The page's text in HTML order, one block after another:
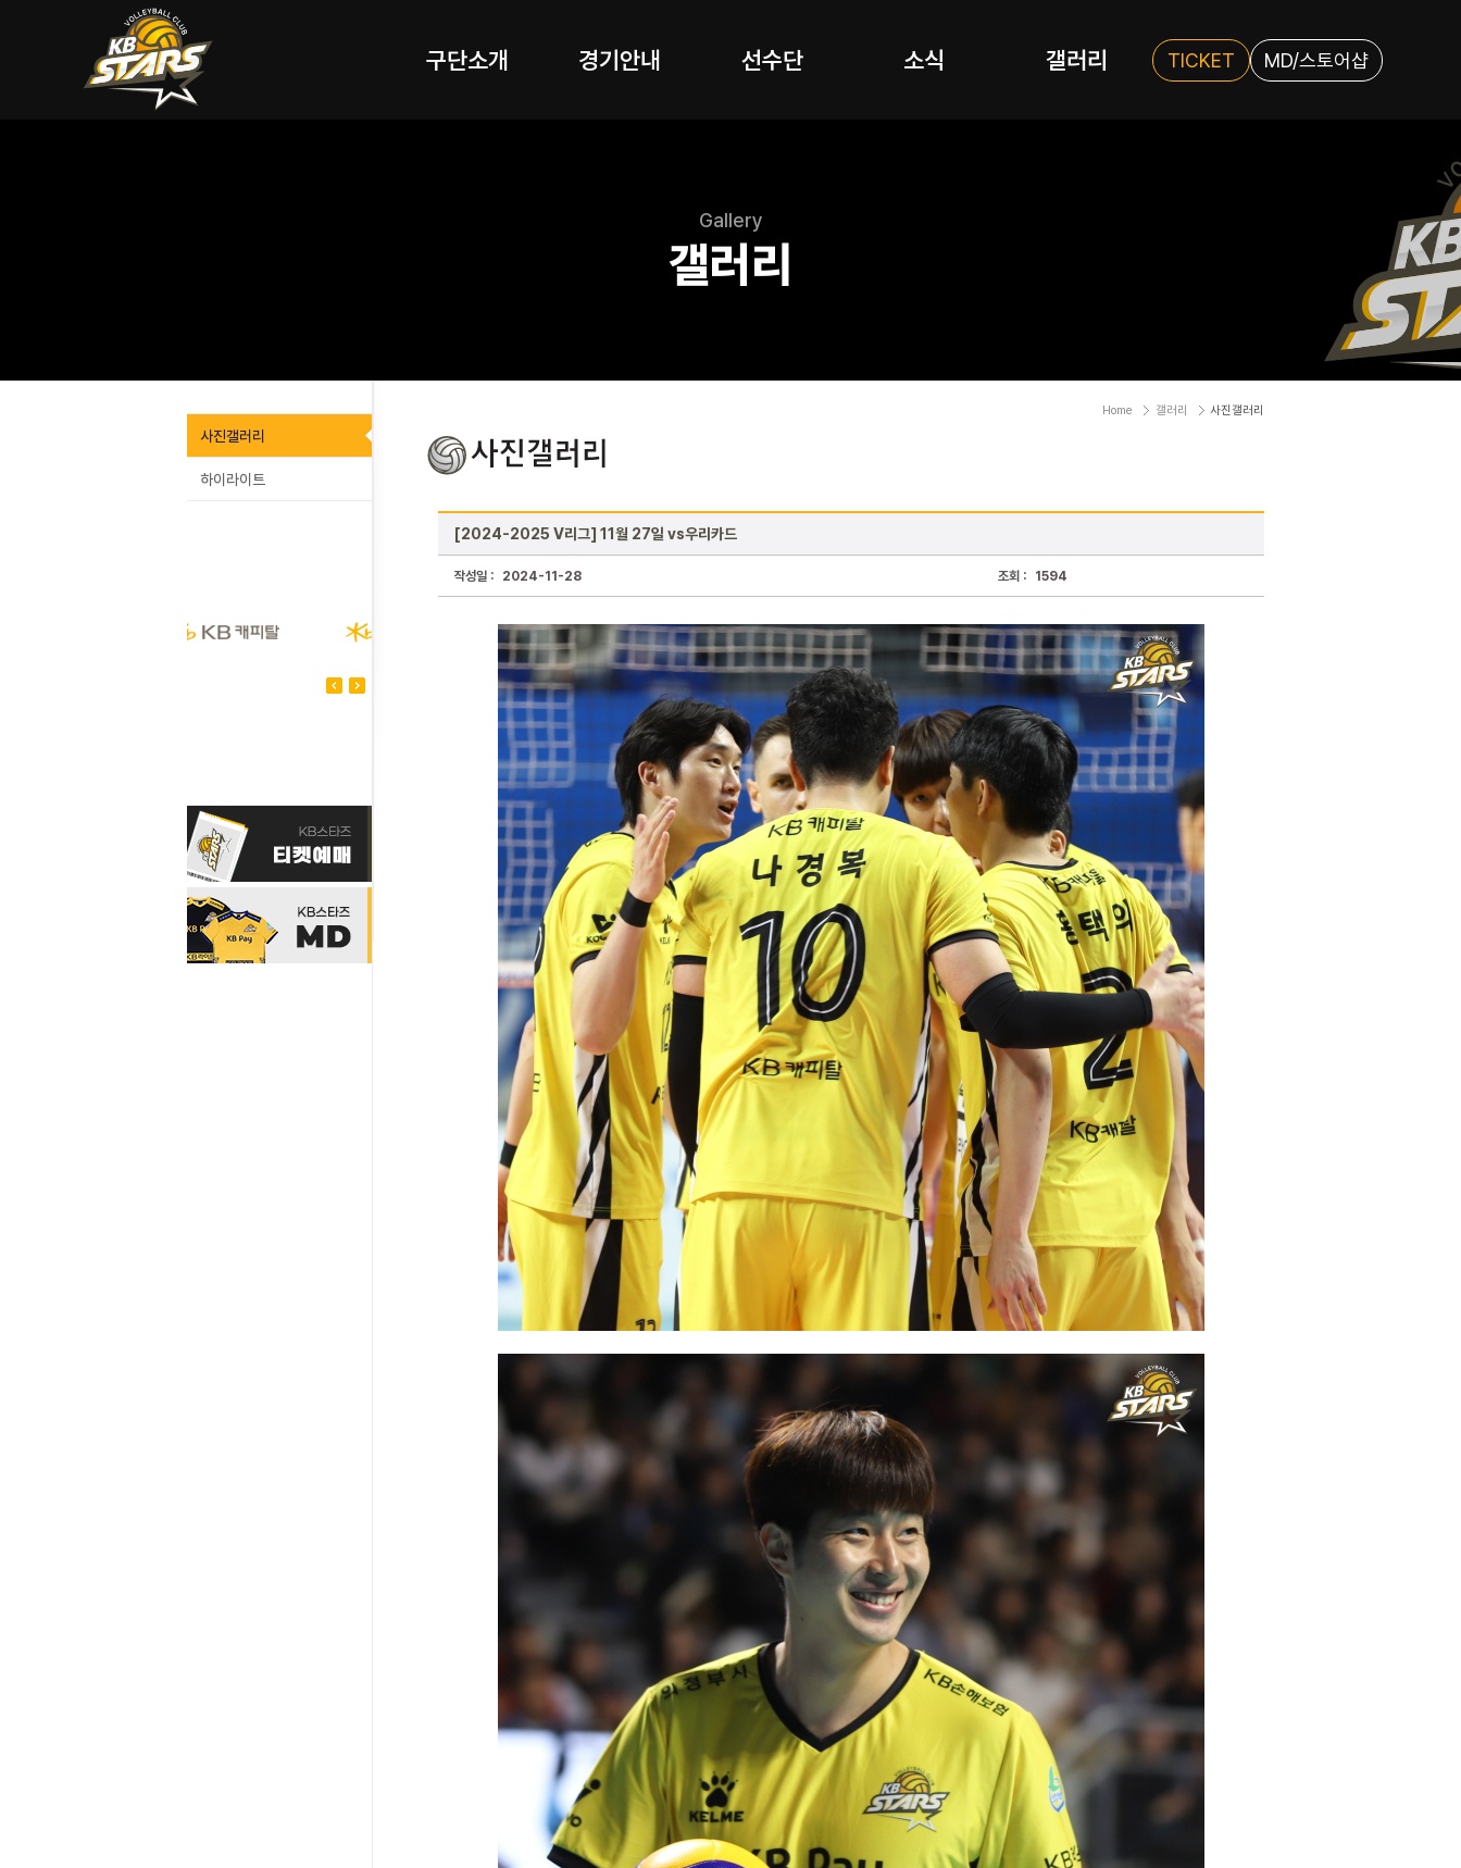
구단소개 경기안내 선수단 소식 갤러리 TICKET MD/스토어샵
사진갤러리
하이라이트
Home 갤러리 사진갤러리
[2024-2025 V리그] 11월 27일 vs우리카드
작성일 : 2024-11-28 조회 : 1594